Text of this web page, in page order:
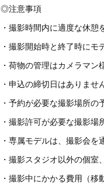
◎注意事項
・撮影時間内に適度な休憩
・撮影開始時と終了時にモ
・荷物の管理はカメラマン
・申込の締切日はありま
・予約が必要な撮影場所の
・撮影許可が必要な撮影場
・専属モデルは、撮影会を
・撮影スタジオ以外の個室
・撮影中にかかる費用（